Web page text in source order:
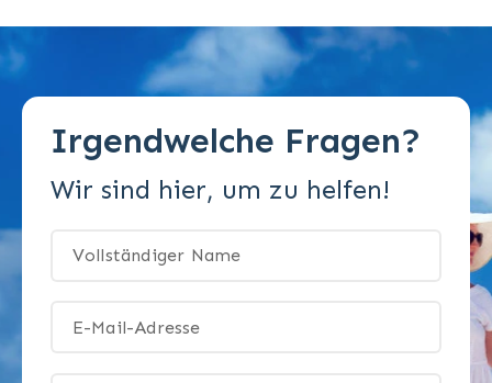
Irgendwelche Fragen?
Wir sind hier, um zu helfen!